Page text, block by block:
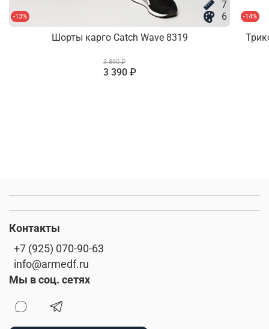
-13%
7
6
Шорты карго Catch Wave 8319
3 890 ₽
3 390 ₽
-14%
Контакты
+7 (925) 070-90-63
info@armedf.ru
Мы в соц. сетях